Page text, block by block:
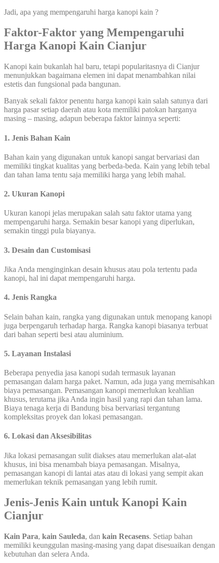
Jadi, apa yang mempengaruhi harga kanopi kain ?
Faktor-Faktor yang Mempengaruhi
Harga Kanopi Kain Cianjur
Kanopi kain bukanlah hal baru, tetapi popularitasnya di Cianjur
menunjukkan bagaimana elemen ini dapat menambahkan nilai
estetis dan fungsional pada bangunan.
Banyak sekali faktor penentu harga kanopi kain salah satunya dari
harga pasar setiap daerah atau kota memiliki patokan harganya
masing – masing, adapun beberapa faktor lainnya seperti:
1. Jenis Bahan Kain
Bahan kain yang digunakan untuk kanopi sangat bervariasi dan
memiliki tingkat kualitas yang berbeda-beda. Kain yang lebih tebal
dan tahan lama tentu saja memiliki harga yang lebih mahal.
2. Ukuran Kanopi
Ukuran kanopi jelas merupakan salah satu faktor utama yang
mempengaruhi harga. Semakin besar kanopi yang diperlukan,
semakin tinggi pula biayanya.
3. Desain dan Customisasi
Jika Anda menginginkan desain khusus atau pola tertentu pada
kanopi, hal ini dapat mempengaruhi harga.
4. Jenis Rangka
Selain bahan kain, rangka yang digunakan untuk menopang kanopi
juga berpengaruh terhadap harga. Rangka kanopi biasanya terbuat
dari bahan seperti besi atau aluminium.
5. Layanan Instalasi
Beberapa penyedia jasa kanopi sudah termasuk layanan
pemasangan dalam harga paket. Namun, ada juga yang memisahkan
biaya pemasangan. Pemasangan kanopi memerlukan keahlian
khusus, terutama jika Anda ingin hasil yang rapi dan tahan lama.
Biaya tenaga kerja di Bandung bisa bervariasi tergantung
kompleksitas proyek dan lokasi pemasangan.
6. Lokasi dan Aksesibilitas
Jika lokasi pemasangan sulit diakses atau memerlukan alat-alat
khusus, ini bisa menambah biaya pemasangan. Misalnya,
pemasangan kanopi di lantai atas atau di lokasi yang sempit akan
memerlukan teknik pemasangan yang lebih rumit.
Jenis-Jenis Kain untuk Kanopi Kain
Cianjur
Kain Para, kain Sauleda, dan kain Recasens. Setiap bahan
memiliki keunggulan masing-masing yang dapat disesuaikan dengan
kebutuhan dan selera Anda.